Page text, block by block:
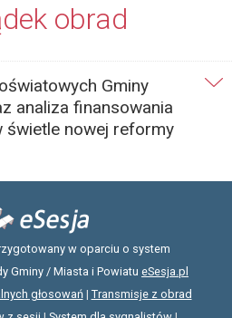
obrad
Gminy
analiza finansowania
świetle nowej reformy
w oparciu o system
Gminy / Miasta i Powiatu eSesja.pl
głosowań| Transmisje z obrad